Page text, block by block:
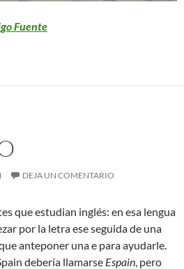
Fuente
DEJA UN COMENTARIO
que estudian inglés: en esa lengua
por la letra ese seguida de una
anteponer una e para ayudarle.
debería llamarse Espain, pero